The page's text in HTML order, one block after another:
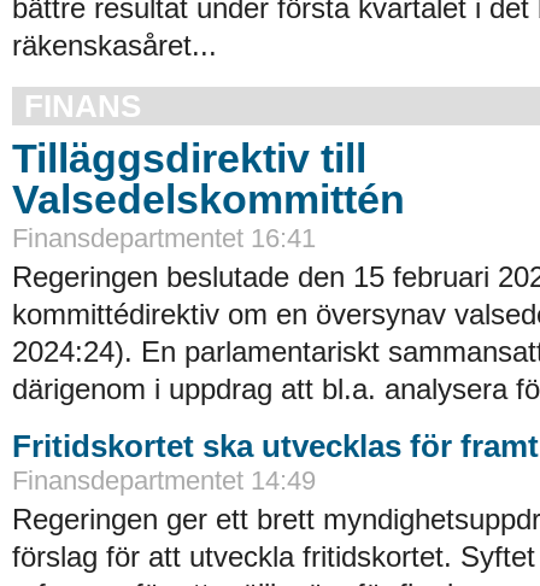
bättre resultat under första kvartalet i det
räkenskasåret...
FINANS
Tilläggsdirektiv till
Valsedelskommittén
Finansdepartmentet 16:41
Regeringen beslutade den 15 februari
kommittédirektiv om en översynav
2024:24). En parlamentariskt
därigenom i uppdrag att bl.a. analysera
Fritidskortet ska utvecklas för
Finansdepartmentet 14:49
Regeringen ger ett brett
förslag för att utveckla fritidskortet.